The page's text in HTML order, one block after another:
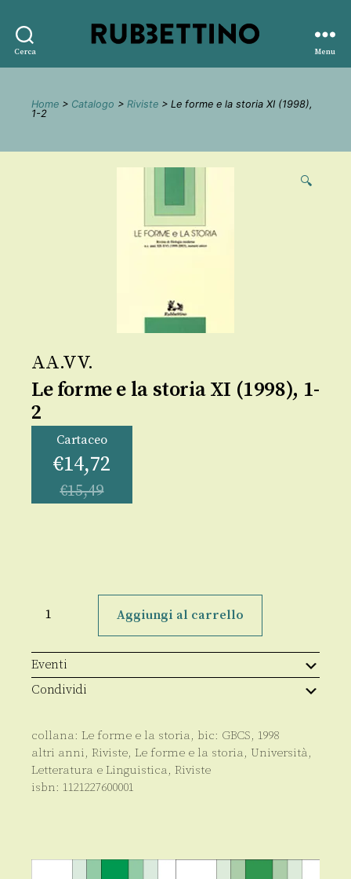
Cerca
editore
Menu
Home > Catalogo > Riviste > Le forme e la storia XI (1998),
1-2
🔍
AA.VV.
Le forme e la storia XI (1998), 1-
2
Cartaceo
€14,72
€15,49
forme
storia
XI
(1998),
1-
Aggiungi al carrello
Eventi
Condividi
collana: Le forme e la storia, bic: GBCS, 1998
altri anni, Riviste, Le forme e la storia, Università,
Letteratura e Linguistica, Riviste
isbn: 1121227600001